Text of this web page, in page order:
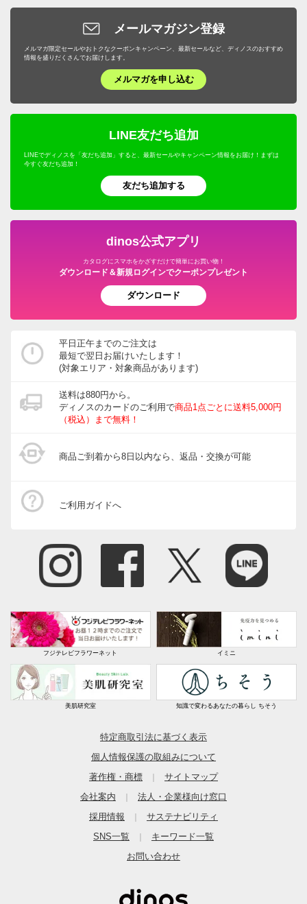
メールマガジン登録
メルマガ限定セールやおトクなクーポンキャンペーン、最新セールなど、ディノスのおすすめ
情報を盛りだくさんでお届けします。
メルマガを申し込む
LINE友だち追加
LINEでディノスを「友だち追加」すると、最新セールやキャンペーン情報をお届け！まずは
今すぐ友だち追加！
友だち追加する
dinos公式アプリ
カタログにスマホをかざすだけで簡単にお買い物！
ダウンロード＆新規ログインでクーポンプレゼント
ダウンロード
平日正午までのご注文は
最短で翌日お届けいたします！
(対象エリア・対象商品があります)
送料は880円から。
ディノスのカードのご利用で商品1点ごとに送料5,000円
（税込）まで無料！
商品ご到着から8日以内なら、返品・交換が可能
ご利用ガイドへ
フジテレビフラワーネット イミニ
美肌研究室 知識で変わるあなたの暮らし ちそう
特定商取引法に基づく表示
個人情報保護の取組みについて
著作権・商標
｜
サイトマップ
会社案内
｜
法人・企業様向け窓口
採用情報
｜
サステナビリティ
SNS一覧
｜
キーワード一覧
お問い合わせ